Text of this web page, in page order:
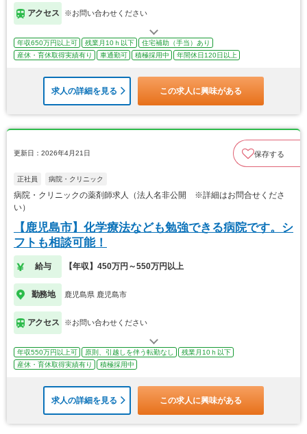
アクセス ※お問い合わせください
年収650万円以上可 残業月10ｈ以下
住宅補助（手当）あり
産休・育休取得実績有り
車通勤可 積極採用中 年間休日120日以上
求人の詳細を見る この求人に興味がある
更新日：2026年4月21日 保存する
正社員 病院・クリニック
病院・クリニックの薬剤師求人（法人名非公開 ※詳細はお問合せくださ
い）
【鹿児島市】化学療法なども勉強できる病院です。シ
フトも相談可能！
給与 【年収】450万円～550万円以上
勤務地 鹿児島県 鹿児島市
アクセス ※お問い合わせください
年収550万円以上可 原則、引越しを伴う転勤なし
残業月10ｈ以下
産休・育休取得実績有り
積極採用中
求人の詳細を見る この求人に興味がある